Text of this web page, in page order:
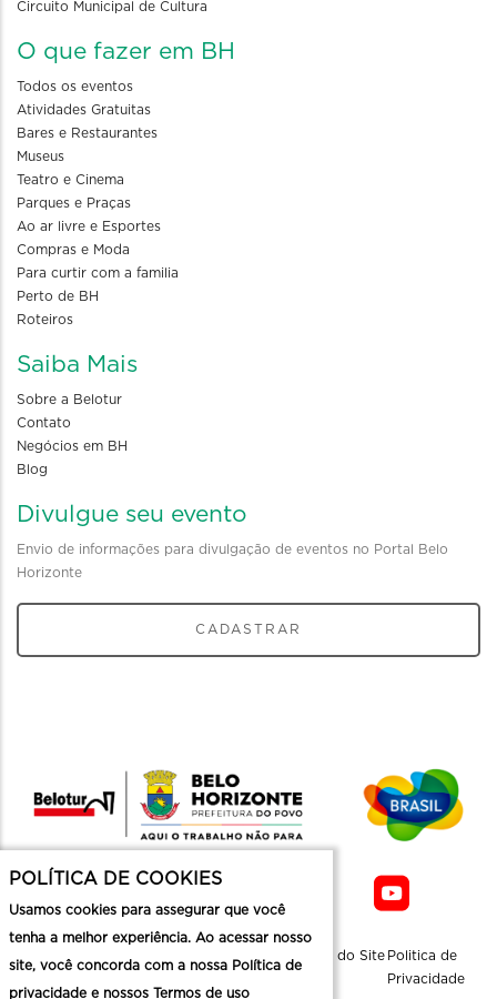
Circuito Municipal de Cultura
O que fazer em BH
Todos os eventos
Atividades Gratuitas
Bares e Restaurantes
Museus
Teatro e Cinema
Parques e Praças
Ao ar livre e Esportes
Compras e Moda
Para curtir com a familia
Perto de BH
Roteiros
Saiba Mais
Sobre a Belotur
Contato
Negócios em BH
Blog
Divulgue seu evento
Envio de informações para divulgação de eventos no Portal Belo
Horizonte
CADASTRAR
Mapa do Site Politica de
Privacidade
POLÍTICA DE COOKIES
Usamos cookies para assegurar que você
tenha a melhor experiência. Ao acessar nosso
site, você concorda com a nossa Política de
privacidade e nossos Termos de uso